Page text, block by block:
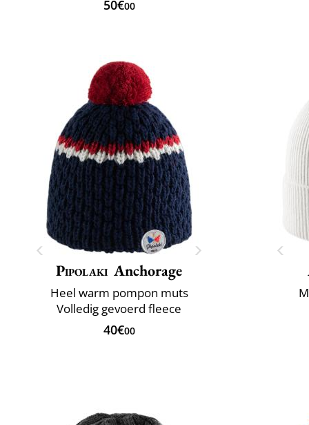
50€00
Pipolaki Anchorage
Heel warm pompon muts
Volledig gevoerd fleece
40€00